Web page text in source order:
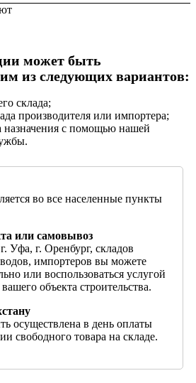
может быть
из следующих вариантов:
склада;
производителя или импортера;
назначения с помощью нашей
во все населенные пункты
или самовывоз
Уфа, г. Оренбург, складов
импортеров вы можете
или воспользоваться услугой
объекта строительства.
осуществлена в день оплаты
свободного товара на складе.